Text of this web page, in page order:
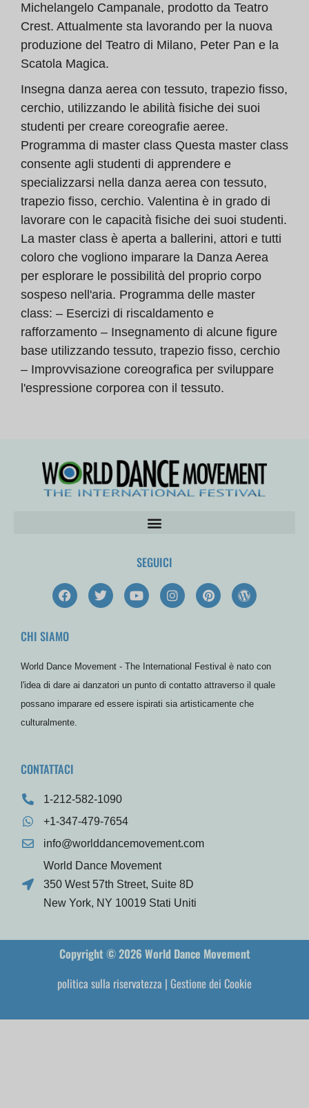
Michelangelo Campanale, prodotto da Teatro
Crest. Attualmente sta lavorando per la nuova
produzione del Teatro di Milano, Peter Pan e la
Scatola Magica.
Insegna danza aerea con tessuto, trapezio fisso,
cerchio, utilizzando le abilità fisiche dei suoi
studenti per creare coreografie aeree.
Programma di master class Questa master class
consente agli studenti di apprendere e
specializzarsi nella danza aerea con tessuto,
trapezio fisso, cerchio. Valentina è in grado di
lavorare con le capacità fisiche dei suoi studenti.
La master class è aperta a ballerini, attori e tutti
coloro che vogliono imparare la Danza Aerea
per esplorare le possibilità del proprio corpo
sospeso nell'aria. Programma delle master
class: – Esercizi di riscaldamento e
rafforzamento – Insegnamento di alcune figure
base utilizzando tessuto, trapezio fisso, cerchio
– Improvvisazione coreografica per sviluppare
l'espressione corporea con il tessuto.
SEGUICI
F
a
c
b
o
T
w
i
r
Y
o
u
e
I
n
s
r
m
P
i
n
e
t
W
o
r
e
s
CHI SIAMO
World Dance Movement - The International Festival è nato con
l'idea di dare ai danzatori un punto di contatto attraverso il quale
possano imparare ed essere ispirati sia artisticamente che
culturalmente.
CONTATTACI
1-212-582-1090
+1-347-479-7654
info@worlddancemovement.com
World Dance Movement
350 West 57th Street, Suite 8D
New York, NY 10019 Stati Uniti
Copyright © 2026 World Dance Movement
politica sulla riservatezza | Gestione dei Cookie